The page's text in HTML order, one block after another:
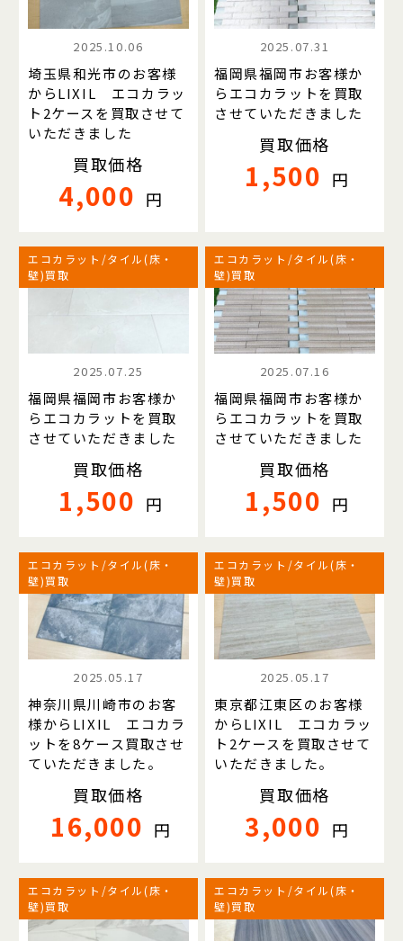
2025.10.06
埼玉県和光市のお客様
からLIXIL エコカラッ
ト2ケースを買取させて
いただきました
買取価格
4,000 円
2025.07.31
福岡県福岡市お客様か
らエコカラットを買取
させていただきました
買取価格
1,500 円
エコカラット/タイル(床・
壁)買取
2025.07.25
福岡県福岡市お客様か
らエコカラットを買取
させていただきました
買取価格
1,500 円
エコカラット/タイル(床・
壁)買取
2025.07.16
福岡県福岡市お客様か
らエコカラットを買取
させていただきました
買取価格
1,500 円
エコカラット/タイル(床・
壁)買取
2025.05.17
神奈川県川崎市のお客
様からLIXIL エコカラ
ットを8ケース買取させ
ていただきました。
買取価格
16,000 円
エコカラット/タイル(床・
壁)買取
2025.05.17
東京都江東区のお客様
からLIXIL エコカラッ
ト2ケースを買取させて
いただきました。
買取価格
3,000 円
エコカラット/タイル(床・
壁)買取
エコカラット/タイル(床・
壁)買取